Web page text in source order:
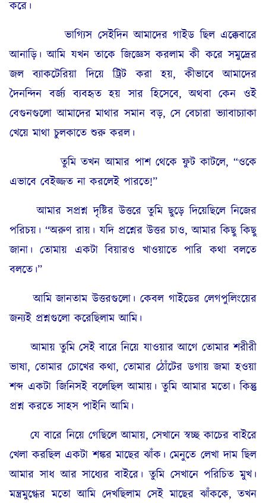
করে।
ভাগ্যিস সেইদিন আমাদের গাইড ছিল এক্কেবারে
আনাড়ি। আমি যখন তাকে জিজ্ঞেস করলাম কী করে সমুদ্রের
জল ব্যাকটেরিয়া দিয়ে ট্রিট করা হয়, কীভাবে আমাদের
দৈনন্দিন বর্জ্য ব্যবহৃত হয় সার হিসেবে, অথবা কেন ওই
বেগুনগুলো আমাদের মাথার সমান বড়, সে বেচারা ভ্যাবাচ্যাকা
খেয়ে মাথা চুলকাতে শুরু করল।
তুমি তখন আমার পাশ থেকে ফুট কাটলে, “ওকে
এভাবে বেইজ্জত না করলেই পারতে!”
আমার সপ্রশ্ন দৃষ্টির উত্তরে তুমি ছুড়ে দিয়েছিলে নিজের
পরিচয়। “অরুণ রায়। যদি প্রশ্নের উত্তর চাও, আমার কিছু কিছু
জানা। তোমায় একটা বিয়ারও খাওয়াতে পারি কথা বলতে
বলতে।”
আমি জানতাম উত্তরগুলো। কেবল গাইডের লেগপুলিংয়ের
জন্যই প্রশ্নগুলো করেছিলাম আমি।
আমায় তুমি সেই বারে নিয়ে যাওয়ার আগে তোমার শরীরী
ভাষা, তোমার চোখের কথা, তোমার ঠোঁটের ডগায় জমা হওয়া
শব্দ একটা জিনিসই বলেছিল আমায়। তুমি আমার মতো। কিন্তু
প্রশ্ন করতে সাহস পাইনি আমি।
যে বারে নিয়ে গেছিলে আমায়, সেখানে স্বচ্ছ কাচের বাইরে
খেলা করছিল একটা শঙ্কর মাছের ঝাঁক। মেনুতে লেখা দাম ছিল
আমার সাধ আর সাধ্যের বাইরে। তুমি সেখানে পরিচিত মুখ।
মন্ত্রমুগ্ধের মতো আমি দেখছিলাম সেই মাছের ঝাঁককে, তখন